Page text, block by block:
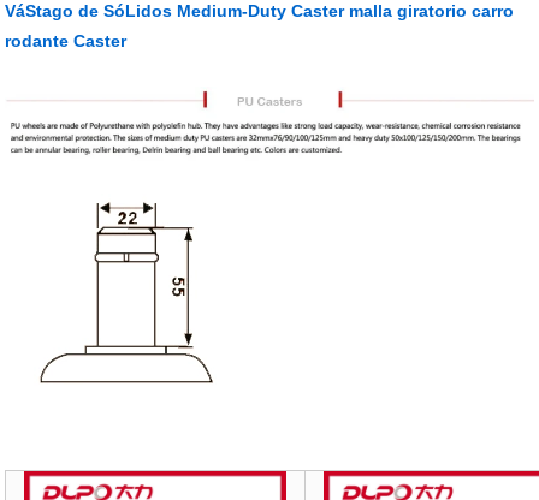
VáStago de SóLidos Medium-Duty Caster malla giratorio carro
rodante Caster